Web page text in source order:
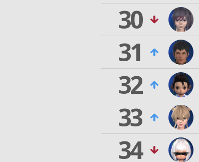
30
31
32
33
34